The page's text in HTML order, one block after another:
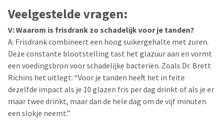
Veelgestelde vragen:
V: Waarom is frisdrank zo schadelijk voor je tanden?
A: Frisdrank combineert een hoog suikergehalte met zuren.
Deze constante blootstelling tast het glazuur aan en vormt
een voedingsbron voor schadelijke bacteriën. Zoals Dr. Brett
Richins het uitlegt: “Voor je tanden heeft het in feite
dezelfde impact als je 10 glazen fris per dag drinkt of als je er
maar twee drinkt, maar dan de hele dag om de vijf minuten
een slokje neemt.”